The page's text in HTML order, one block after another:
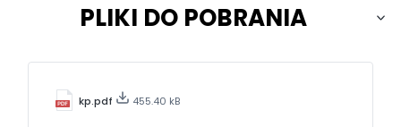
PLIKI DO POBRANIA
kp.pdf 455.40 kB